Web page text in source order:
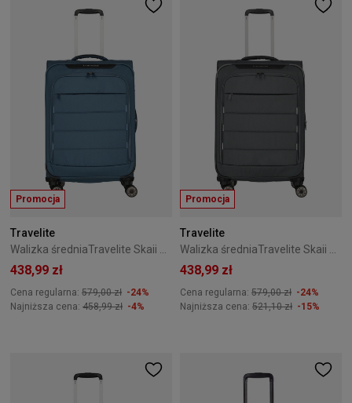
Promocja
Travelite
438,99 zł
Cena regularna: 579,00 zł -24%
Najniższa cena: 458,99 zł -4%
Promocja
Travelite
438,99 zł
Cena regularna: 579,00 zł -24%
Najniższa cena: 521,10 zł -15%